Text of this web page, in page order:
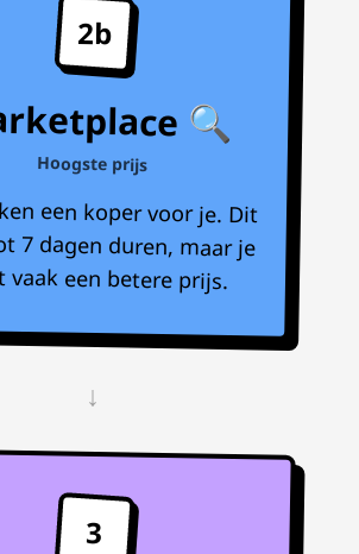
2b
🔍
Hoogste prijs
een koper voor je. Dit
7 dagen duren, maar je
vaak een betere prijs.
↓
3